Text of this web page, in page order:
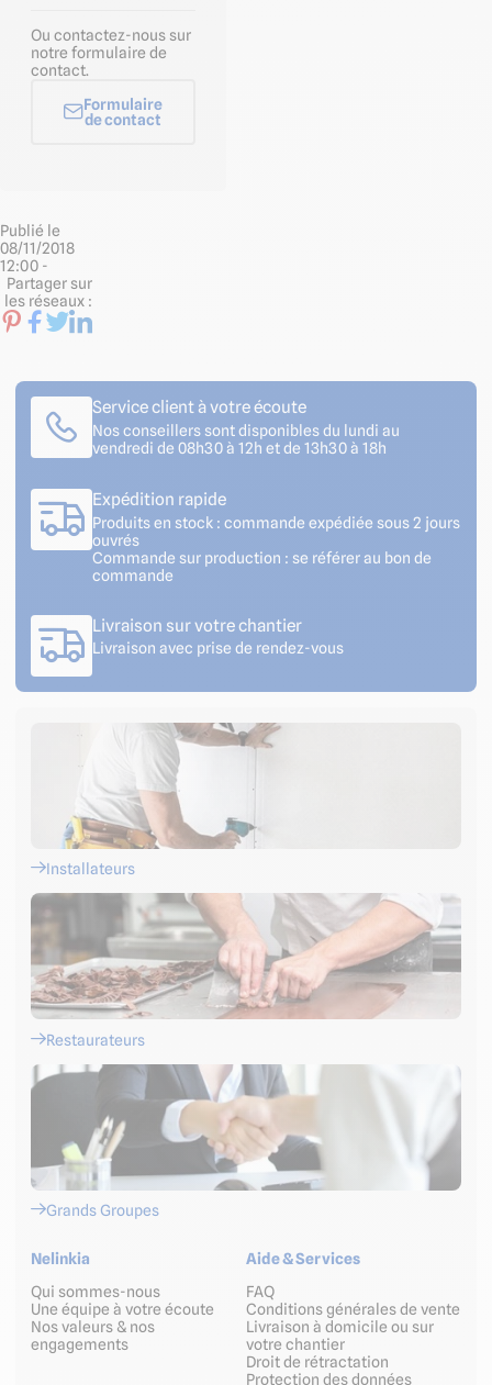
Publié le
08/11/2018
12:00 -
Partager sur
les réseaux :
Ou contactez-nous sur
notre formulaire de
contact.
Formulaire
de contact
Service client à votre écoute
Nos conseillers sont disponibles du lundi au
vendredi de 08h30 à 12h et de 13h30 à 18h
Expédition rapide
Produits en stock : commande expédiée sous 2 jours
ouvrés
Commande sur production : se référer au bon de
commande
Livraison sur votre chantier
Livraison avec prise de rendez-vous
Installateurs
Restaurateurs
Grands Groupes
Nelinkia
Qui sommes-nous
Une équipe à votre écoute
Nos valeurs & nos
engagements
Aide & Services
FAQ
Conditions générales de vente
Livraison à domicile ou sur
votre chantier
Droit de rétractation
Protection des données